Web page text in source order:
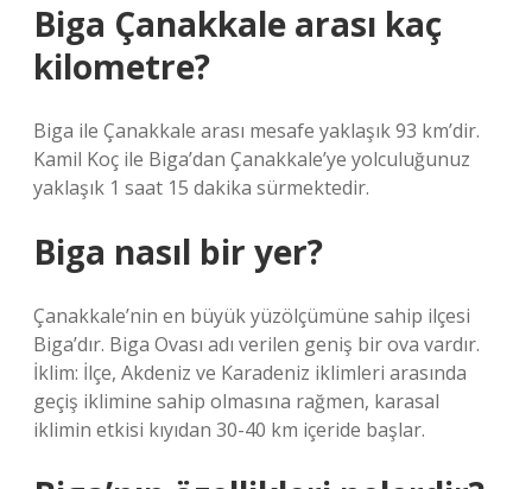
Biga Çanakkale arası kaç
kilometre?
Biga ile Çanakkale arası mesafe yaklaşık 93 km’dir.
Kamil Koç ile Biga’dan Çanakkale’ye yolculuğunuz
yaklaşık 1 saat 15 dakika sürmektedir.
Biga nasıl bir yer?
Çanakkale’nin en büyük yüzölçümüne sahip ilçesi
Biga’dır. Biga Ovası adı verilen geniş bir ova vardır.
İklim: İlçe, Akdeniz ve Karadeniz iklimleri arasında
geçiş iklimine sahip olmasına rağmen, karasal
iklimin etkisi kıyıdan 30-40 km içeride başlar.